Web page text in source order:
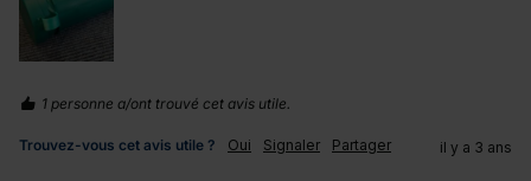
1 personne a/ont trouvé cet avis utile.
Trouvez-vous cet avis utile ? Oui Signaler Partager il y a 3 ans